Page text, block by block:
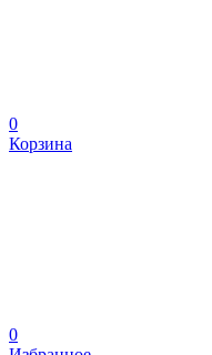
0
Корзина
0